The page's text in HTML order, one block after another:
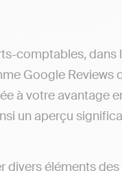
comptables, dans
Google
à votre avantage
un aperçu
éléments